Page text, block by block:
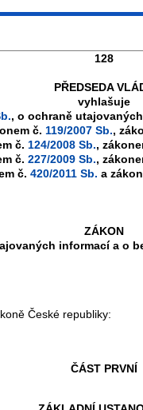
128
PŘEDSEDA
vyhlašuje
, o ochraně
č. 119/2007 Sb.,
č. 124/2008 Sb.,
č. 227/2009 Sb.,
č. 420/2011 Sb. a
ZÁKON
informací a o
České republiky:
ČÁST PRVNÍ